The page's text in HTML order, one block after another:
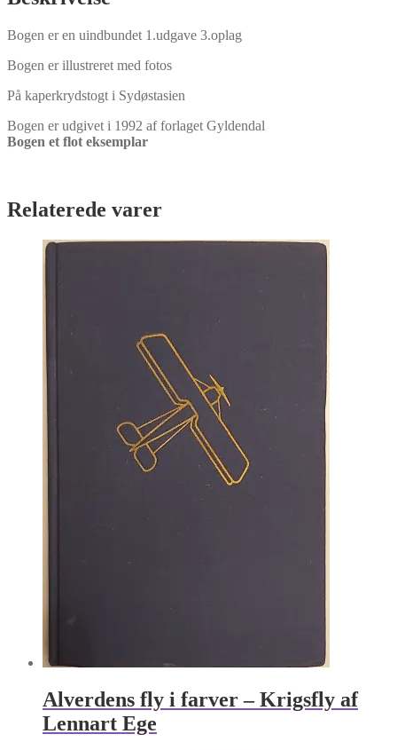
Bogen er en uindbundet 1.udgave 3.oplag
Bogen er illustreret med fotos
På kaperkrydstogt i Sydøstasien
Bogen er udgivet i 1992 af forlaget Gyldendal
Bogen et flot eksemplar
Relaterede varer
Alverdens fly i farver – Krigsfly af
Lennart Ege